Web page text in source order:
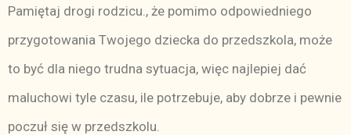
Pamiętaj drogi rodzicu., że pomimo odpowiedniego
przygotowania Twojego dziecka do przedszkola, może
to być dla niego trudna sytuacja, więc najlepiej dać
maluchowi tyle czasu, ile potrzebuje, aby dobrze i pewnie
poczuł się w przedszkolu.